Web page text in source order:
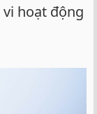
hoạt động